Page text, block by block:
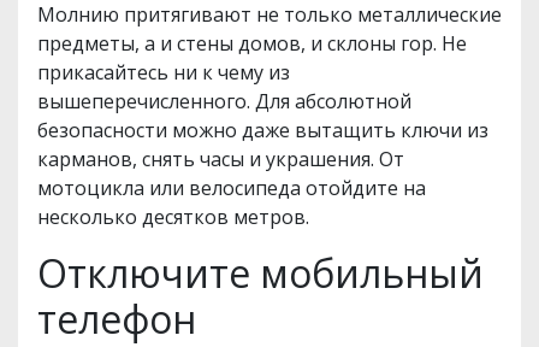
Молнию притягивают не только металлические
предметы, а и стены домов, и склоны гор. Не
прикасайтесь ни к чему из
вышеперечисленного. Для абсолютной
безопасности можно даже вытащить ключи из
карманов, снять часы и украшения. От
мотоцикла или велосипеда отойдите на
несколько десятков метров.
Отключите мобильный
телефон